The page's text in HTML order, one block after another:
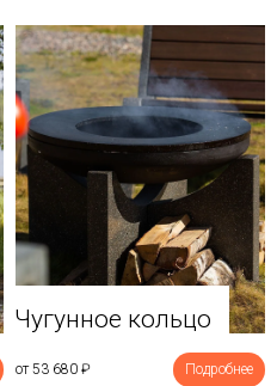
Чугунное кольцо
от 53 680 ₽ Подробнее